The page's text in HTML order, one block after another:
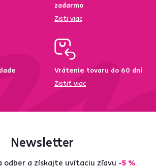
zadarmo
Zisti viac
Vrátenie tovaru do 60 dní
Zistiť viac
Newsletter
odber a získajte uvítaciu zľavu -5 %.